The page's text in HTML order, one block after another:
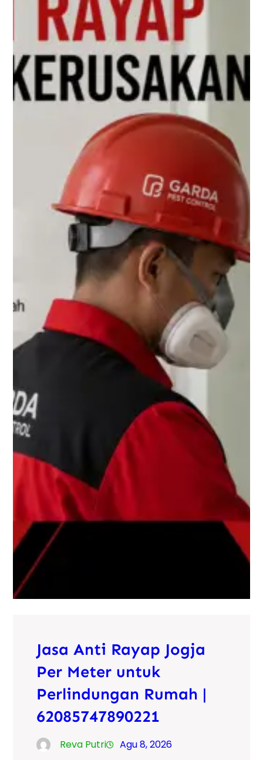
Jasa Anti Rayap Jogja
Per Meter untuk
Perlindungan Rumah |
62085747890221
Reva Putri Agu 8, 2026